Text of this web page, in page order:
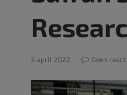
5 april 2022 Geen